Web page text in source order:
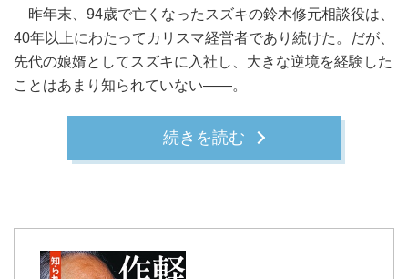
昨年末、94歳で亡くなったスズキの鈴木修元相談役は、
40年以上にわたってカリスマ経営者であり続けた。だが、
先代の娘婿としてスズキに入社し、大きな逆境を経験した
ことはあまり知られていない――。
続きを読む